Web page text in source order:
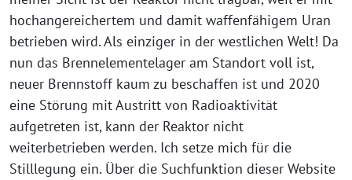
hochangereichertem und damit waffenfähigem Uran
betrieben wird. Als einziger in der westlichen Welt! Da
nun das Brennelementelager am Standort voll ist,
neuer Brennstoff kaum zu beschaffen ist und 2020
eine Störung mit Austritt von Radioaktivität
aufgetreten ist, kann der Reaktor nicht
weiterbetrieben werden. Ich setze mich für die
Stilllegung ein. Über die Suchfunktion dieser Website